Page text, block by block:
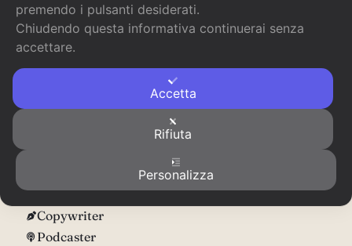
Domande? Scrivimi!
Scrivimi e ti risponderò prima possibile.
Scrittrice
Copywriter
Podcaster
premendo i pulsanti desiderati.
Chiudendo questa informativa continuerai senza
accettare.
Accetta
Rifiuta
Personalizza